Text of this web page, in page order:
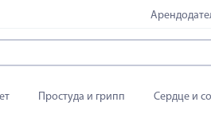
Простуда и грипп Сердце и